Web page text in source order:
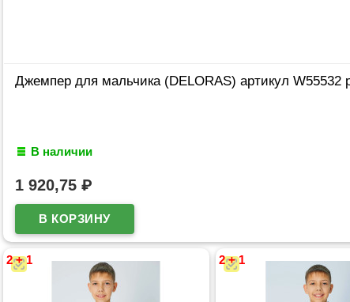
Джемпер для мальчика (DELORAS) артикул W55532
В наличии
1 920,75 ₽
2 + 1 2 + 1